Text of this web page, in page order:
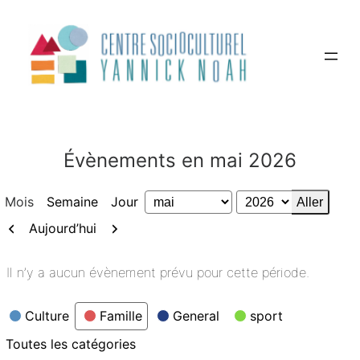
contenu
Évènements en mai 2026
Mois Semaine Jour
Mois
Année
Précédent
Aujourd’hui Suivant
Il n’y a aucun évènement prévu pour cette période.
Catégories
Culture Famille General
sport
Toutes les catégories